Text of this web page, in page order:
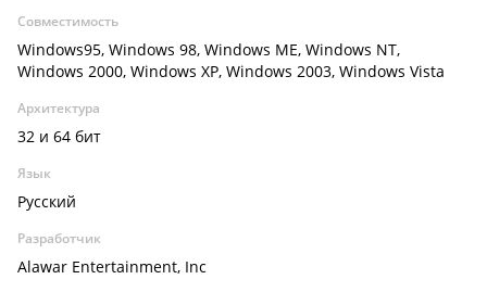
Совместимость
Windows95, Windows 98, Windows ME, Windows NT,
Windows 2000, Windows XP, Windows 2003, Windows Vista
Архитектура
32 и 64 бит
Язык
Русский
Разработчик
Alawar Entertainment, Inc